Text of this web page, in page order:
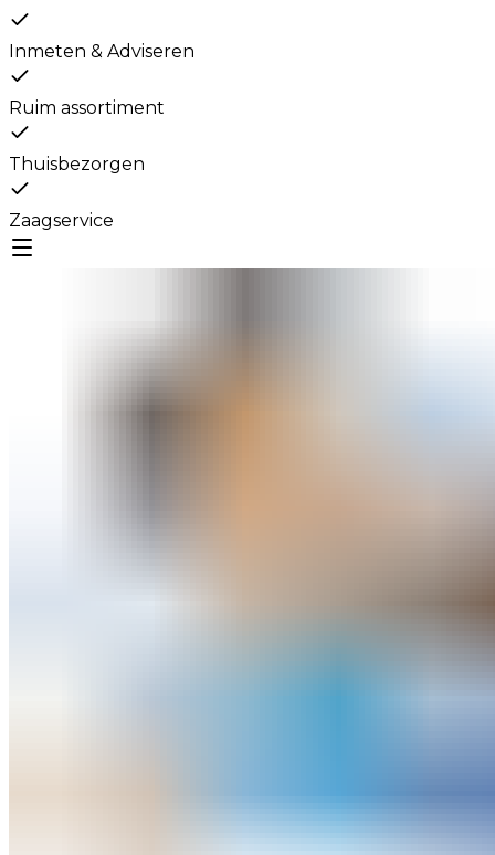
Inmeten & Adviseren
Ruim assortiment
Thuisbezorgen
Zaagservice